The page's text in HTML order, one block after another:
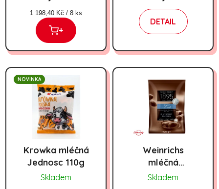
Měrná cena:
1 198,40 Kč / 8 ks
+
DETAIL
NOVINKA
Krowka mléčná
Jednosc 110g
Skladem
Weinrichs
mléčná
čokoláda do
Skladem